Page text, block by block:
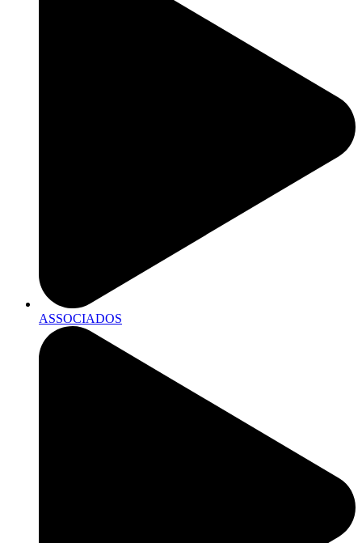
ASSOCIADOS